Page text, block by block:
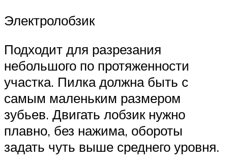
Электролобзик
Подходит для разрезания
небольшого по протяженности
участка. Пилка должна быть с
самым маленьким размером
зубьев. Двигать лобзик нужно
плавно, без нажима, обороты
задать чуть выше среднего уровня.